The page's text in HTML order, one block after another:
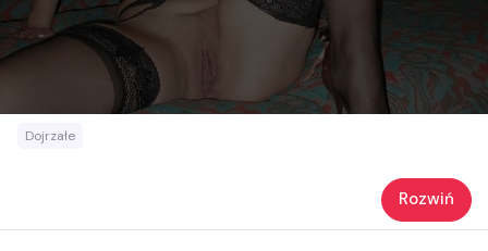
Dojrzałe
Rozwiń